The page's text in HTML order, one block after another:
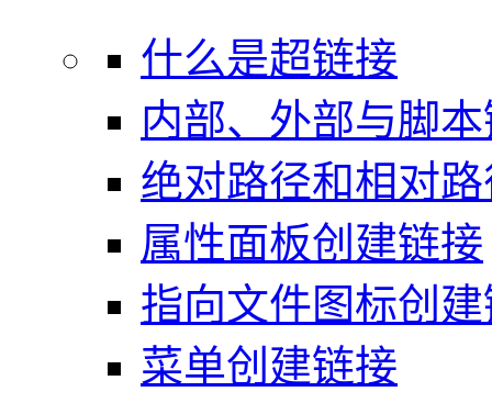
什么是超链接
内部、外部与脚
绝对路径和相对
属性面板创建链接
指向文件图标创
菜单创建链接